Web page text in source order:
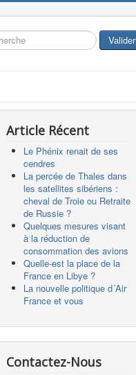
Valider
Article Récent
Le Phénix renait de ses
cendres
La percée de Thales dans
les satellites sibériens :
cheval de Troie ou Retraite
de Russie ?
Quelques mesures visant
à la réduction de
consommation des avions
Quelle-est la place de la
France en Libye ?
La nouvelle politique d´Air
France et vous
Contactez-Nous